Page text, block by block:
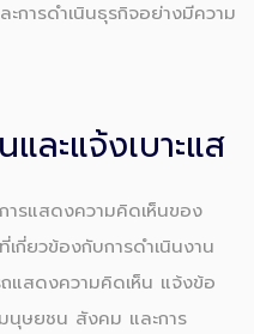
การดำเนินธุรกิจอย่างมีความ
ละแจ้งเบาะแส
ารแสดงความคิดเห็นของ
กี่ยวข้องกับการดำเนินงาน
แสดงความคิดเห็น แจ้งข้อ
นุษยชน สังคม และการ